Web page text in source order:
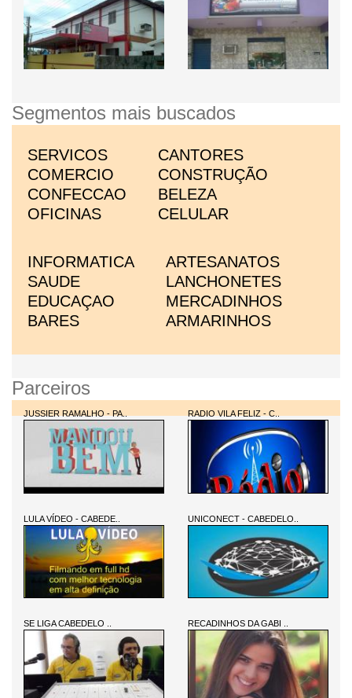
Segmentos mais buscados
SERVICOS
COMERCIO
CONFECCAO
OFICINAS
CANTORES
CONSTRUÇÃO
BELEZA
CELULAR
INFORMATICA
SAUDE
EDUCAÇAO
BARES
ARTESANATOS
LANCHONETES
MERCADINHOS
ARMARINHOS
Parceiros
JUSSIER RAMALHO - PA.. RADIO VILA FELIZ - C..
LULA VÍDEO - CABEDE.. UNICONECT - CABEDELO..
SE LIGA CABEDELO .. RECADINHOS DA GABI ..